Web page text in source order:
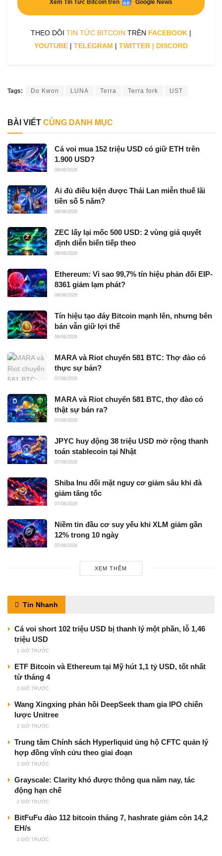
Xem Tin Tức Bitcoin trên Google News
THEO DÕI TIN TỨC BITCOIN TRÊN FACEBOOK |
YOUTUBE | TELEGRAM | TWITTER | DISCORD
Tags: Do Kwon LUNA Terra Terra fork UST
BÀI VIẾT CÙNG DANH MỤC
Cá voi mua 152 triệu USD có giữ ETH trên
1.900 USD?
08/08/2026
Ai đủ điều kiện được Thái Lan miễn thuế lãi
tiền số 5 năm?
08/08/2026
ZEC lấy lại mốc 500 USD: 2 vùng giá quyết
định diễn biến tiếp theo
08/08/2026
Ethereum: Vì sao 99,7% tín hiệu phản đối EIP-
8361 giảm lạm phát?
08/08/2026
Tín hiệu tạo đáy Bitcoin mạnh lên, nhưng bên
bán vẫn giữ lợi thế
08/08/2026
MARA và Riot chuyển 581 BTC: Thợ đào có
thực sự bán?
07/08/2026
MARA và Riot chuyển 581 BTC, thợ đào có
thật sự bán ra?
07/08/2026
JPYC huy động 38 triệu USD mở rộng thanh
toán stablecoin tại Nhật
07/08/2026
Shiba Inu đối mặt nguy cơ giảm sâu khi đà
giảm tăng tốc
07/08/2026
Niềm tin đầu cơ suy yếu khi XLM giảm gần
12% trong 10 ngày
07/08/2026
XEM THÊM
Tin Nhanh
Cá voi short 102 triệu USD bị thanh lý một phần, lỗ 1,46
triệu USD
1 GIỜ TRƯỚC
ETF Bitcoin và Ethereum tại Mỹ hút 1,1 tỷ USD, tốt nhất
từ tháng 4
2 GIỜ TRƯỚC
Wang Xingxing phản hồi DeepSeek tham gia IPO chiến
lược Unitree
2 GIỜ TRƯỚC
Trung tâm Chính sách Hyperliquid ủng hộ CFTC quản lý
hợp đồng vĩnh cửu theo giai đoạn
2 GIỜ TRƯỚC
Grayscale: Clarity khó được thông qua năm nay, tác
động hạn chế
2 GIỜ TRƯỚC
BitFuFu đào 112 bitcoin tháng 7, hashrate giảm còn 14,2
EH/s
2 GIỜ TRƯỚC